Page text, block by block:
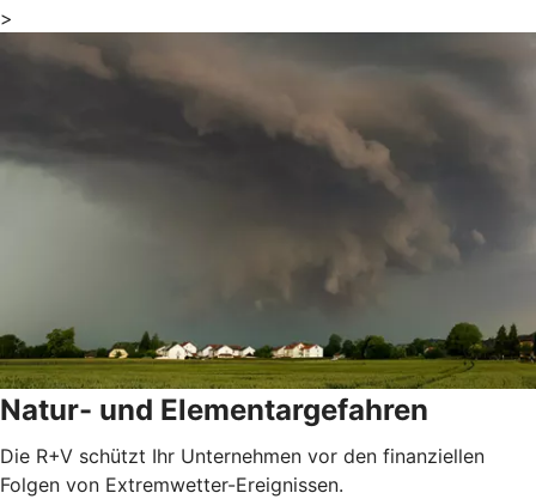
>
Natur- und Elementargefahren
Die R+V schützt Ihr Unternehmen vor den finanziellen
Folgen von Extremwetter-Ereignissen.